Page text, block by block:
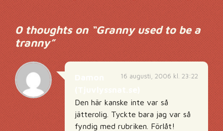
0 thoughts on “Granny used to be a
tranny”
16 augusti, 2006 kl. 23:22
Den här kanske inte var så
jätterolig. Tyckte bara jag var så
fyndig med rubriken. Förlåt!